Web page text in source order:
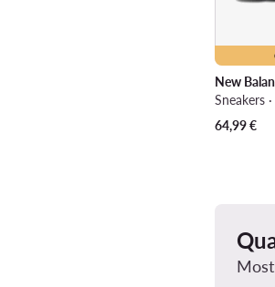
New
Sneakers
64,99€